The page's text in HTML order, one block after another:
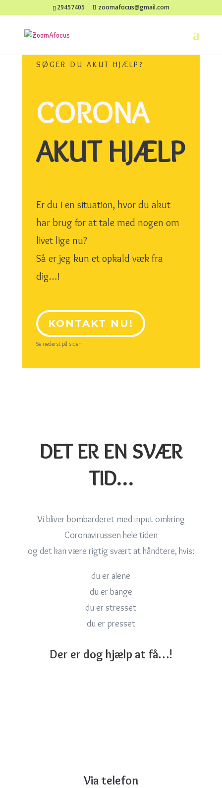
29457405 zoomafocus@gmail.com
SØGER DU AKUT HJÆLP?
CORONA
AKUT HJÆLP
Er du i en situation, hvor du akut
har brug for at tale med nogen om
livet lige nu?
Så er jeg kun et opkald væk fra
dig…!
KONTAKT NU!
Se nederst på siden…
DET ER EN SVÆR
TID…
Vi bliver bombarderet med input omkring
Coronavirussen hele tiden
og det kan være rigtig svært at håndtere, hvis:
du er alene
du er bange
du er stresset
du er presset
Der er dog hjælp at få…!
Via telefon